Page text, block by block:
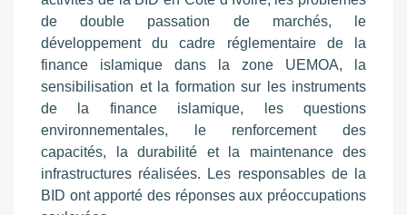
de double passation de marchés, le
développement du cadre réglementaire de la
finance islamique dans la zone UEMOA, la
sensibilisation et la formation sur les instruments
de la finance islamique, les questions
environnementales, le renforcement des
capacités, la durabilité et la maintenance des
infrastructures réalisées. Les responsables de la
BID ont apporté des réponses aux préoccupations